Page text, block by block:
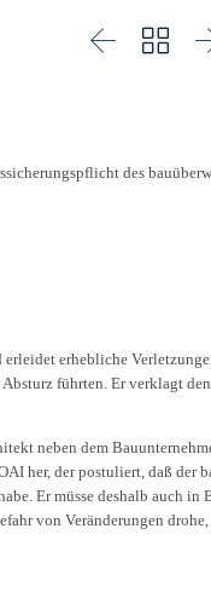
 
des
erhebliche
führten. Er verklagt
neben dem
her, der postuliert, daß der
Er müsse deshalb auch
von Veränderungen